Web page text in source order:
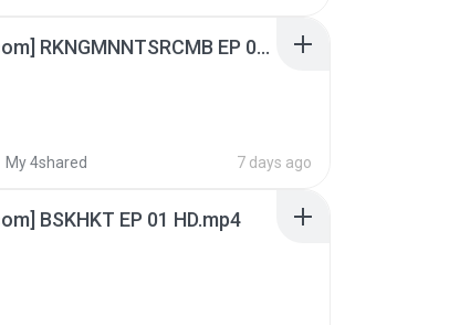
[Witanime.com] RKNGMNNTSRCMB EP 06 HD.mp4
My 4shared 7 days ago
BSKHKT EP 01 HD.mp4